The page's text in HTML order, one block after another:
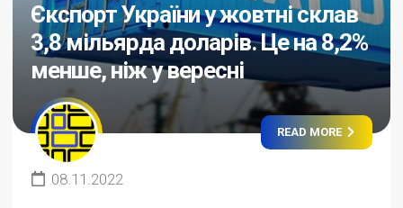
Єкспорт України у жовтні склав
3,8 мільярда доларів. Це на 8,2%
менше, ніж у вересні
READ MORE
08.11.2022